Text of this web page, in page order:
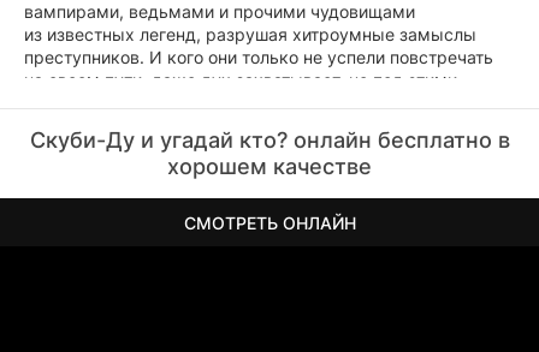
вампирами, ведьмами и прочими чудовищами
из известных легенд, разрушая хитроумные замыслы
преступников. И кого они только не успели повстречать
на своем пути, даже дух захватывает, но под этими
их замыслы бывает непросто, к тому же все эти монстры
выглядят довольно реалистично, поэтому приходится
побегать, а иногда и принять помощь посторонних людей.
Скуби-Ду и угадай кто? онлайн бесплатно в
хорошем качестве
СМОТРЕТЬ ОНЛАЙН